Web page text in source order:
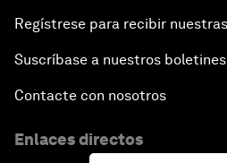
Regístrese para recibir
Suscríbase a nuestros boletines
Contacte con nosotros
Enlaces directos